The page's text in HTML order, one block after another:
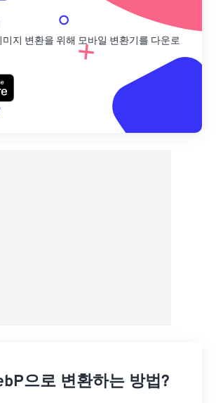
지 변환을 위해 모바일 변환기를 다운로
으로 변환하는 방법?